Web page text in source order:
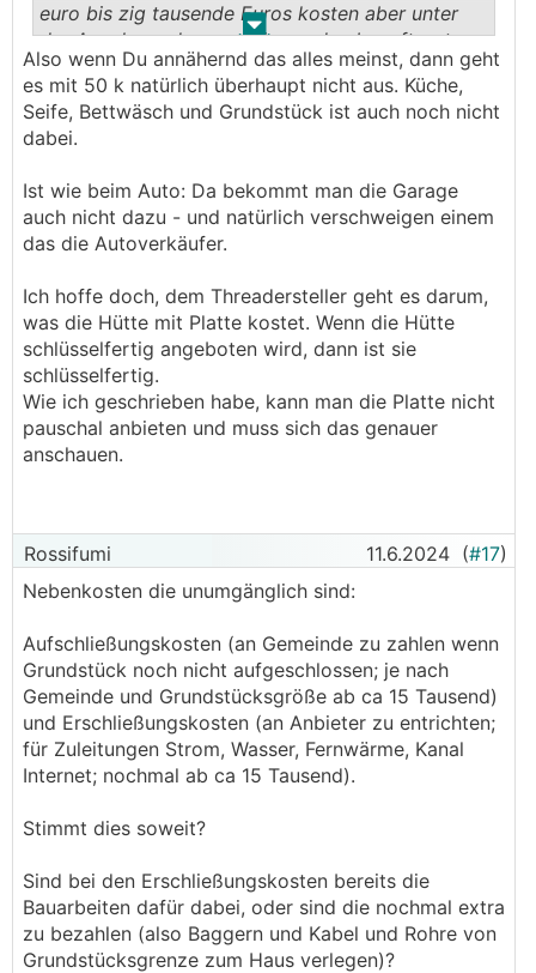
. .
euro bis zig tausende Euros kosten aber unter
der Annahme, dass man jemanden beauftragt
und halbwegs Durchschnittswerte annimmt kann
sich das unter 50k bei keinem Projekt ausgehen
und das verschweigen dieFTHVerkäufer
natürlich gerne auch mal. Wer sich hier in diesem
eigenem zum Slebstkostenpreis, deshalb würde
ich das mal so annehmen :)
Also wenn Du annähernd das alles meinst, dann geht
es mit 50 k natürlich überhaupt nicht aus. Küche,
Seife, Bettwäsch und Grundstück ist auch noch nicht
dabei.
Ist wie beim Auto: Da bekommt man die Garage
auch nicht dazu - und natürlich verschweigen einem
das die Autoverkäufer.
Ich hoffe doch, dem Threadersteller geht es darum,
was die Hütte mit Platte kostet. Wenn die Hütte
schlüsselfertig angeboten wird, dann ist sie
schlüsselfertig.
Wie ich geschrieben habe, kann man die Platte nicht
pauschal anbieten und muss sich das genauer
anschauen.
Rossifumi 11.6.2024 (#17)
Nebenkosten die unumgänglich sind:
Aufschließungskosten (an Gemeinde zu zahlen wenn
Grundstück noch nicht aufgeschlossen; je nach
Gemeinde und Grundstücksgröße ab ca 15 Tausend)
und Erschließungskosten (an Anbieter zu entrichten;
für Zuleitungen Strom, Wasser, Fernwärme, Kanal
Internet; nochmal ab ca 15 Tausend).
Stimmt dies soweit?
Sind bei den Erschließungskosten bereits die
Bauarbeiten dafür dabei, oder sind die nochmal extra
zu bezahlen (also Baggern und Kabel und Rohre von
Grundstücksgrenze zum Haus verlegen)?